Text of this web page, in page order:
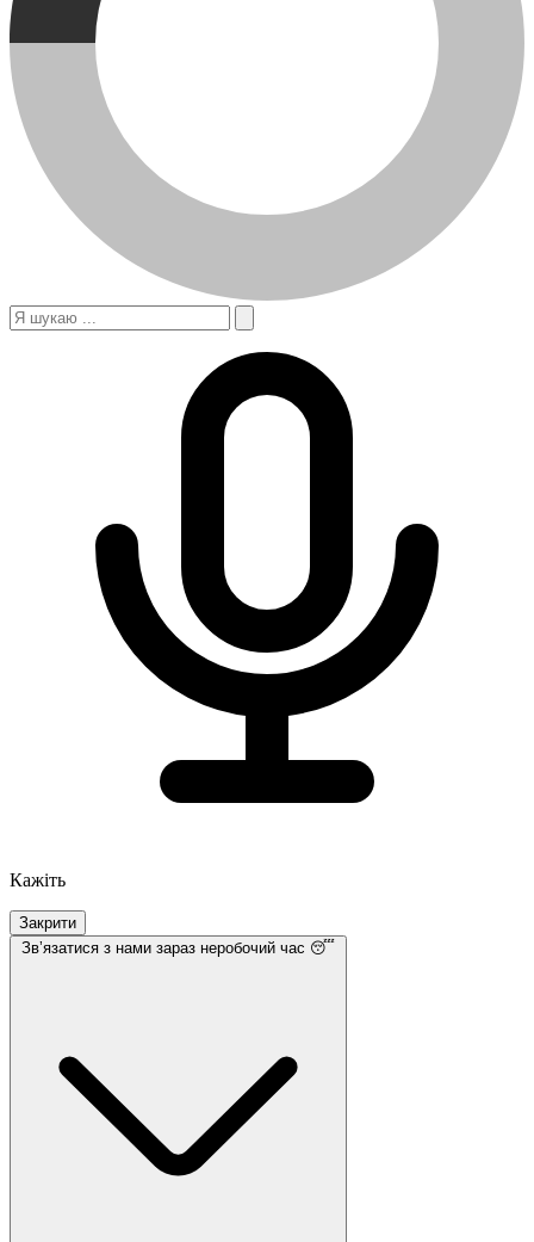
Кажіть
Закрити
Звʼязатися з нами зараз неробочий час 😴